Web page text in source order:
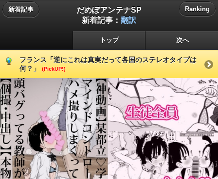
新着記事
だめぽアンテナSP
新着記事： 翻訳
Ranking
トップ 次へ
フランス「逆にこれは真実だって各国のステレオタイプは
何？」
(PickUP!)